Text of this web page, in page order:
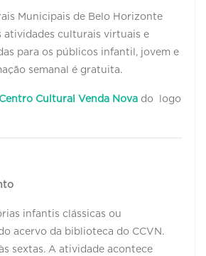
Municipais de Belo Horizonte
atividades culturais virtuais e
para os públicos infantil, jovem e
semanal é gratuita.
Centro Cultural Venda Nova do logo
infantis clássicas ou
acervo da biblioteca do CCVN.
sextas. A atividade acontece